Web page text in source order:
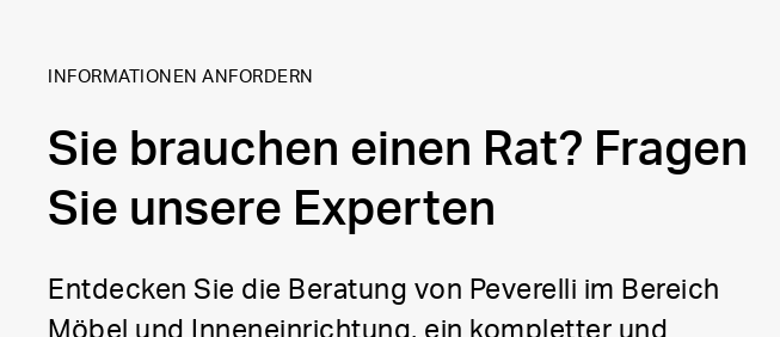
INFORMATIONEN ANFORDERN
Sie brauchen einen Rat? Fragen
Sie unsere Experten
Entdecken Sie die Beratung von Peverelli im Bereich
Möbel und Inneneinrichtung, ein kompletter und